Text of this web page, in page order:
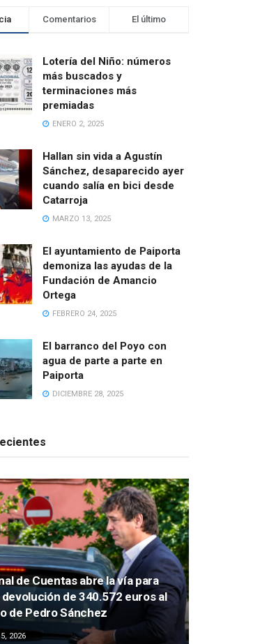
Comentarios El último
Lotería del Niño: números
más buscados y
terminaciones más
premiadas
ENERO 2, 2025
Hallan sin vida a Agustín
Sánchez, desaparecido ayer
cuando salía en bici desde
Catarroja
MARZO 13, 2025
El ayuntamiento de Paiporta
demoniza las ayudas de la
Fundación de Amancio
Ortega
FEBRERO 24, 2025
El barranco del Poyo con
agua de parte a parte en
Paiporta
DICIEMBRE 28, 2025
de Cuentas abre la vía para
devolución de 340.572 euros al
de Pedro Sánchez
2026